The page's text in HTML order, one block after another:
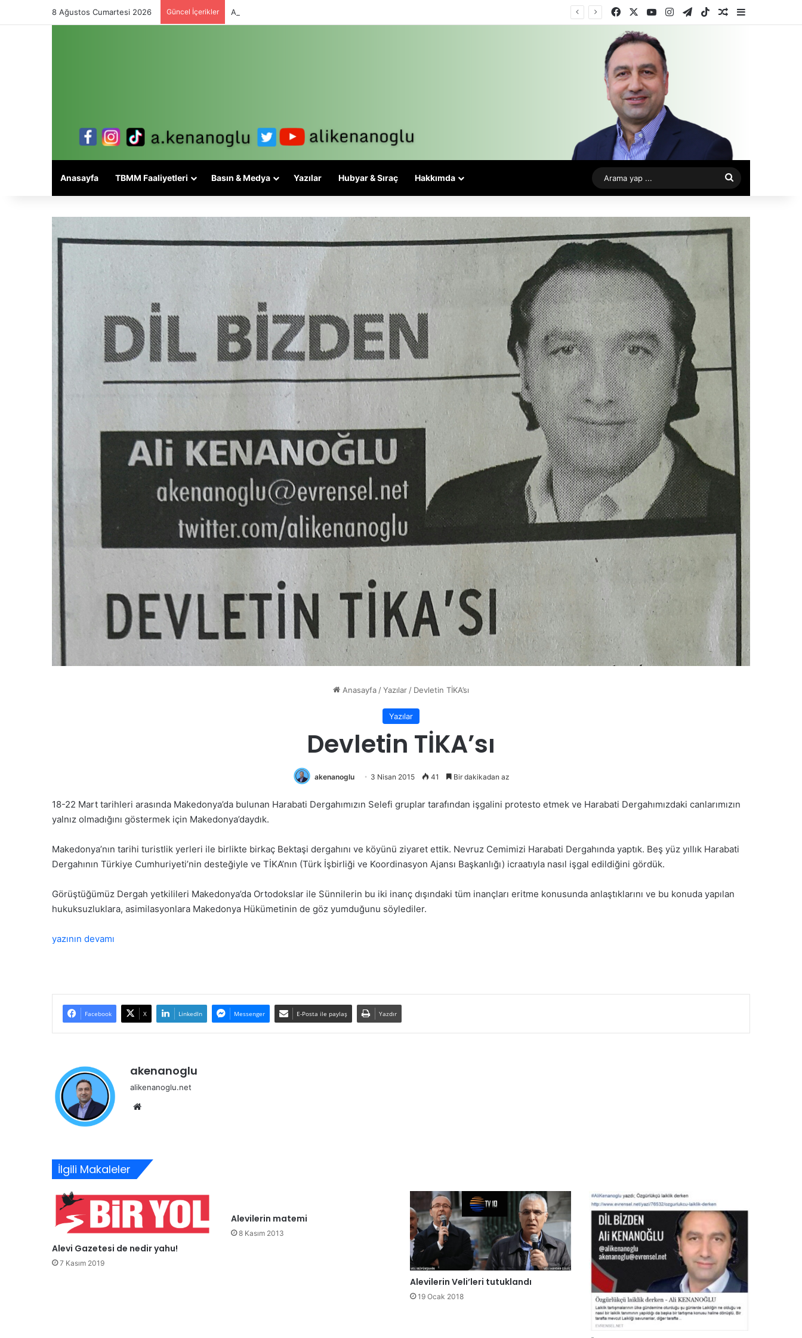
8 Ağustos Cumartesi 2026 Güncel İçerikler Alevi meselesi 3-5 valiyle çözülmez, bu bir eşit yurttaşlık sorunudur! FacebookYouTubeInstagram
TelegramTikTokRastgele Makale
Kenar
Anasayfa TBMM Faaliyetleri Basın & Medya Yazılar Hubyar & Sıraç Hakkımda
Arama
yap
...
Anasayfa /Yazılar / Devletin TİKA’sı
Yazılar
Devletin TİKA’sı
akenanoglu 3 Nisan 2015 41 Bir dakikadan az
18-22 Mart tarihleri arasında Makedonya’da bulunan Harabati Dergahımızın Selefi gruplar tarafından işgalini protesto etmek ve Harabati Dergahımızdaki canlarımızın
yalnız olmadığını göstermek için Makedonya’daydık.
Makedonya’nın tarihi turistlik yerleri ile birlikte birkaç Bektaşi dergahını ve köyünü ziyaret ettik. Nevruz Cemimizi Harabati Dergahında yaptık. Beş yüz yıllık Harabati
Dergahının Türkiye Cumhuriyeti’nin desteğiyle ve TİKA’nın (Türk İşbirliği ve Koordinasyon Ajansı Başkanlığı) icraatıyla nasıl işgal edildiğini gördük.
Görüştüğümüz Dergah yetkilileri Makedonya’da Ortodokslar ile Sünnilerin bu iki inanç dışındaki tüm inançları eritme konusunda anlaştıklarını ve bu konuda yapılan
hukuksuzluklara, asimilasyonlara Makedonya Hükümetinin de göz yumduğunu söylediler.
yazının devamı
Facebook X LinkedIn Messenger E-Posta ile paylaş Yazdır
akenanoglu
alikenanoglu.net
İlgili Makaleler
Alevi Gazetesi de nedir yahu!
7 Kasım 2019
Alevilerin matemi
8 Kasım 2013
Alevilerin Veli’leri tutuklandı
19 Ocak 2018